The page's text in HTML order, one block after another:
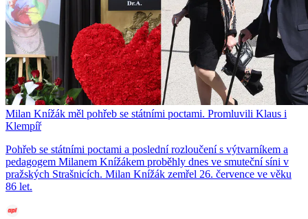
Milan Knížák měl pohřeb se státními poctami. Promluvili Klaus i
Klempíř
Pohřeb se státními poctami a poslední rozloučení s výtvarníkem a
pedagogem Milanem Knížákem proběhly dnes ve smuteční síni v
pražských Strašnicích. Milan Knížák zemřel 26. července ve věku
86 let.